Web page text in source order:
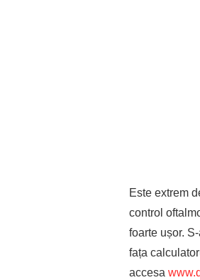
Este extrem
control
foarte ușor.
fața
accesa